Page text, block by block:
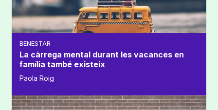
BENESTAR
La càrrega mental durant les vacances en
família també existeix
Paola Roig